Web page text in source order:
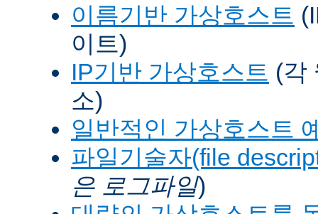
이름기반 가상호스트
이트)
IP기반 가상호스트 (각
소)
일반적인 가상호스트
파일기술자(file
은 로그파일)